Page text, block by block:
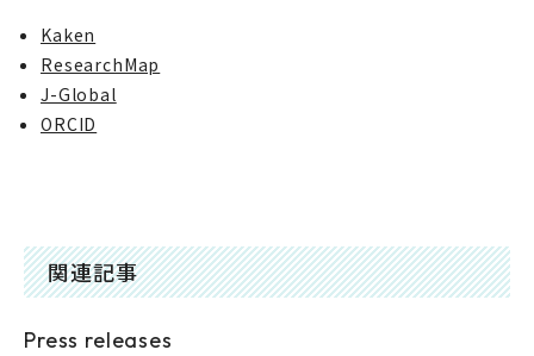
Kaken
ResearchMap
J-Global
ORCID
関連記事
Press releases